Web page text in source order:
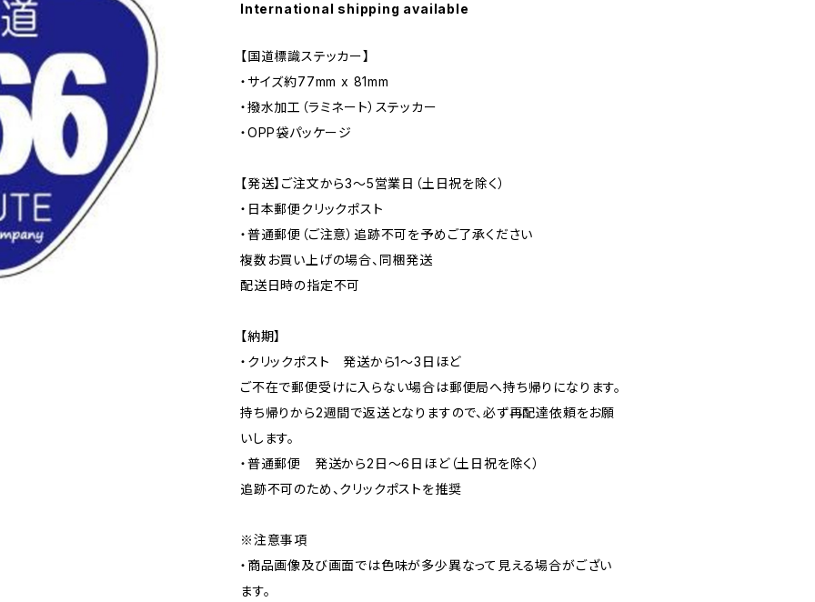
International shipping available
【国道標識ステッカー】
・サイズ約77mm x 81mm
・撥水加工（ラミネート）ステッカー
・OPP袋パッケージ
【発送】ご注文から3〜5営業日（土日祝を除く）
・日本郵便クリックポスト
・普通郵便（ご注意）追跡不可を予めご了承ください
複数お買い上げの場合、同梱発送
配送日時の指定不可
【納期】
・クリックポスト 発送から1〜3日ほど
ご不在で郵便受けに入らない場合は郵便局へ持ち帰りになります。
持ち帰りから2週間で返送となりますので、必ず再配達依頼をお願
いします。
・普通郵便 発送から2日〜6日ほど（土日祝を除く）
追跡不可のため、クリックポストを推奨
※注意事項
・商品画像及び画面では色味が多少異なって見える場合がござい
ます。